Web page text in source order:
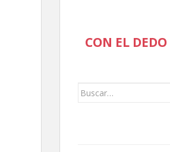
CON EL
Buscar: